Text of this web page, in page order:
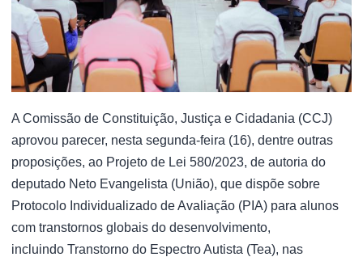
A Comissão de Constituição, Justiça e Cidadania (CCJ)
aprovou parecer, nesta segunda-feira (16), dentre outras
proposições, ao Projeto de Lei 580/2023, de autoria do
deputado Neto Evangelista (União), que dispõe sobre
Protocolo Individualizado de Avaliação (PIA) para alunos
com transtornos globais do desenvolvimento,
incluindo Transtorno do Espectro Autista (Tea), nas